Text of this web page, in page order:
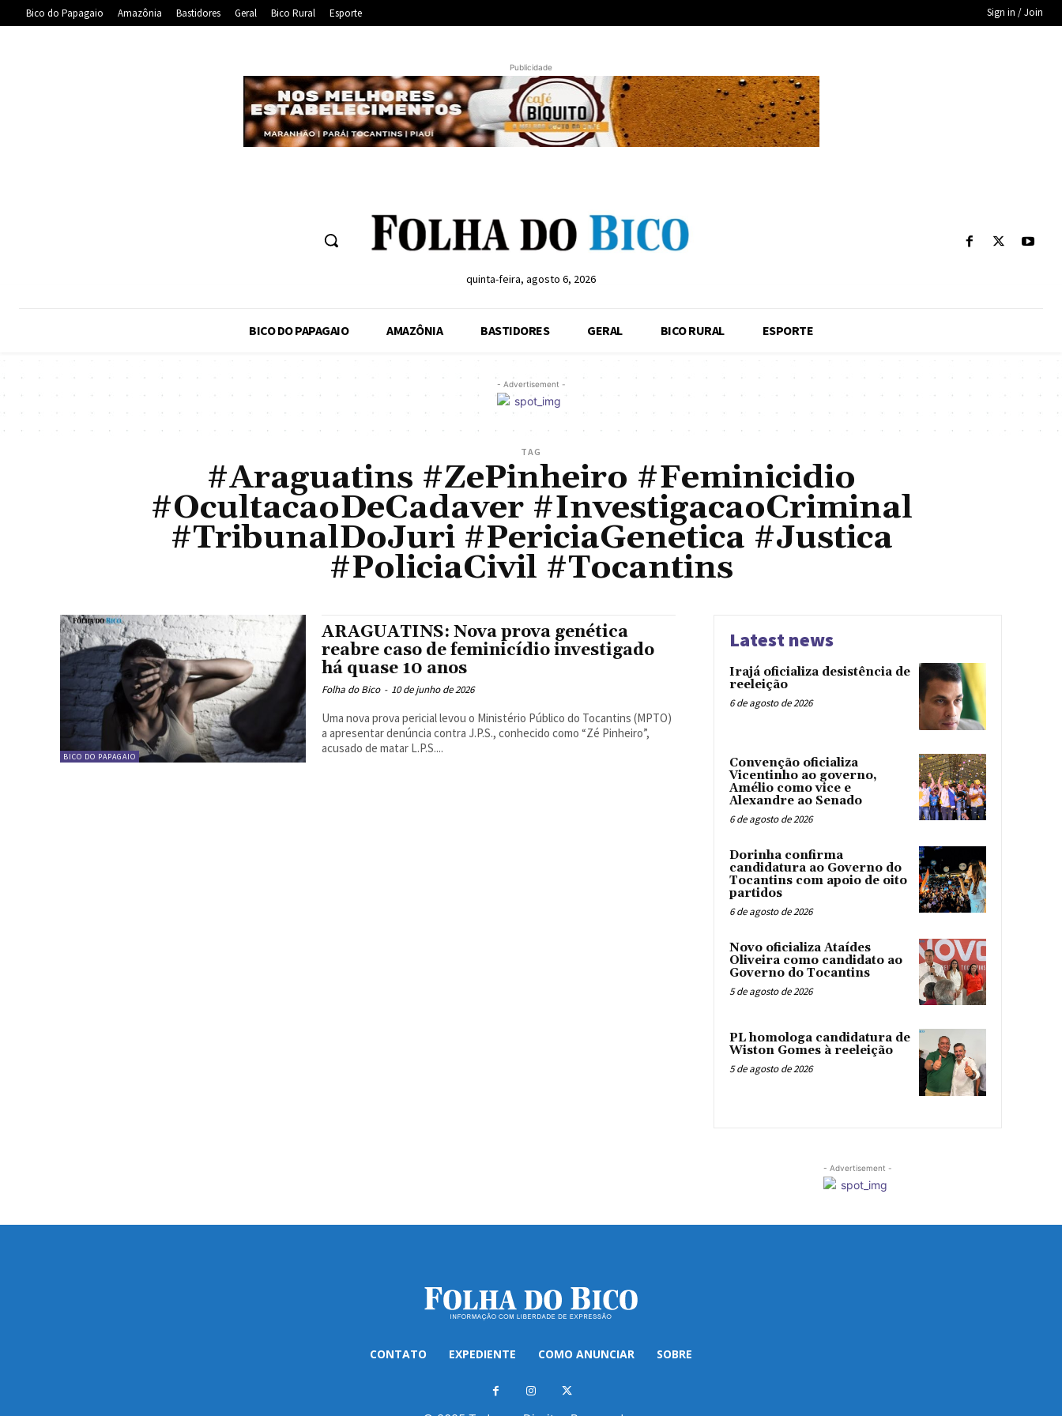
Bico do Papagaio Amazônia Bastidores Geral Bico Rural Esporte Sign in / Join
Publicidade
quinta-feira, agosto 6, 2026
BICO DO PAPAGAIO AMAZÔNIA BASTIDORES GERAL BICO RURAL ESPORTE
- Advertisement -
TAG
#Araguatins #ZePinheiro #Feminicidio
#OcultacaoDeCadaver #InvestigacaoCriminal
#TribunalDoJuri #PericiaGenetica #Justica
#PoliciaCivil #Tocantins
BICO DO PAPAGAIO
ARAGUATINS: Nova prova genética
reabre caso de feminicídio investigado
há quase 10 anos
Folha do Bico - 10 de junho de 2026
Uma nova prova pericial levou o Ministério Público do Tocantins (MPTO)
a apresentar denúncia contra J.P.S., conhecido como “Zé Pinheiro”,
acusado de matar L.P.S....
Latest news
Irajá oficializa desistência de
reeleição
6 de agosto de 2026
Convenção oficializa
Vicentinho ao governo,
Amélio como vice e
Alexandre ao Senado
6 de agosto de 2026
Dorinha confirma
candidatura ao Governo do
Tocantins com apoio de oito
partidos
6 de agosto de 2026
Novo oficializa Ataídes
Oliveira como candidato ao
Governo do Tocantins
5 de agosto de 2026
PL homologa candidatura de
Wiston Gomes à reeleição
5 de agosto de 2026
- Advertisement -
CONTATO EXPEDIENTE COMO ANUNCIAR SOBRE